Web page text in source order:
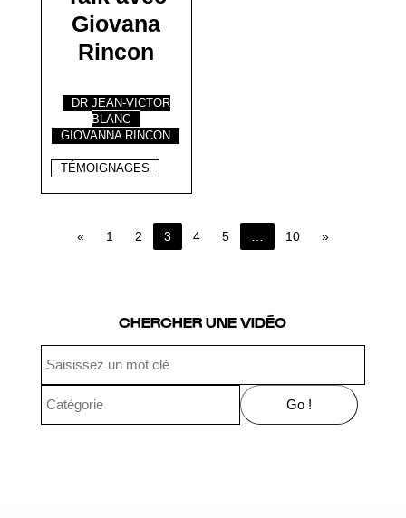
Giovana
Rincon
DR JEAN-VICTOR
BLANC
GIOVANNA RINCON
TÉMOIGNAGES
« 1 2 3 4 5 … 10 »
CHERCHER UNE VIDÉO